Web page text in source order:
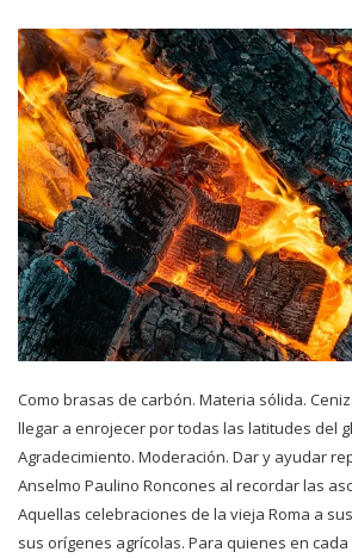
Como brasas de carbón. Materia sólida.
llegar a enrojecer por todas las latitudes del
Agradecimiento. Moderación. Dar y ayudar
Anselmo Paulino Roncones al recordar las
Aquellas celebraciones de la vieja Roma a
sus orígenes agrícolas. Para quienes en